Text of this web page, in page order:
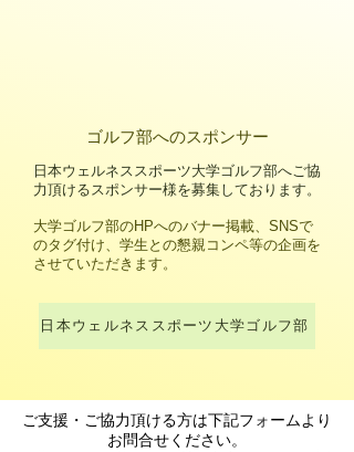
​ゴルフ部へのスポンサー
日本ウェルネススポーツ大学ゴルフ部へご協
力頂けるスポンサー様を募集しております。
大学ゴルフ部のHPへのバナー掲載、SNSで
のタグ付け、学生との懇親コンペ等の企画を
させていただきます。
日本ウェルネススポーツ大学ゴルフ部
ご支援・ご協力頂ける方は下記フォームより
お問合せください。